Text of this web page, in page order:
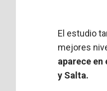
El estudio
mejores
aparece en
y Salta.